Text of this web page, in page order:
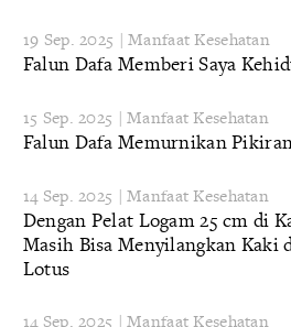
19 Sep. 2025 | Manfaat Kesehatan
Falun Dafa Memberi Saya
15 Sep. 2025 | Manfaat Kesehatan
Falun Dafa Memurnikan
14 Sep. 2025 | Manfaat Kesehatan
Dengan Pelat Logam 25 cm di
Masih Bisa Menyilangkan Kaki
Lotus
14 Sep. 2025 | Manfaat Kesehatan